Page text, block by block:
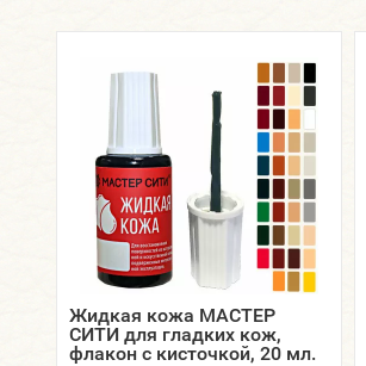
Жидкая кожа МАСТЕР
СИТИ для гладких кож,
флакон с кисточкой, 20 мл.